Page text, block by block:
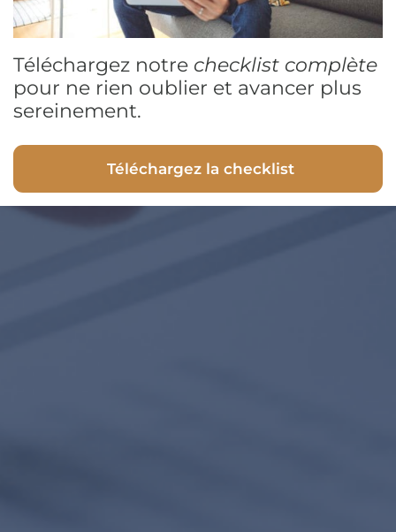
Téléchargez notre checklist complète
pour ne rien oublier et avancer plus
sereinement.
Téléchargez la checklist